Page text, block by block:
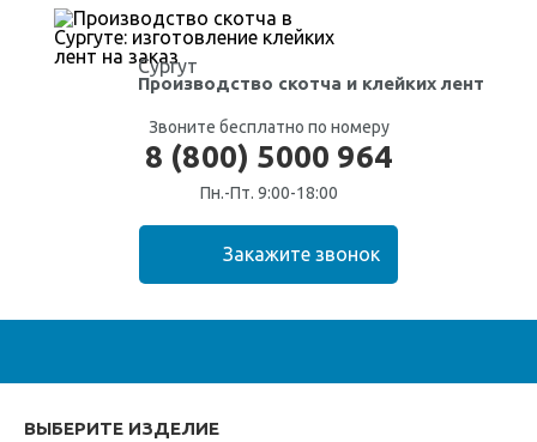
Сургут
Производство скотча и клейких лент
Звоните бесплатно по номеру
8 (800) 5000 964
Пн.-Пт. 9:00-18:00
ВЫБЕРИТЕ ИЗДЕЛИЕ